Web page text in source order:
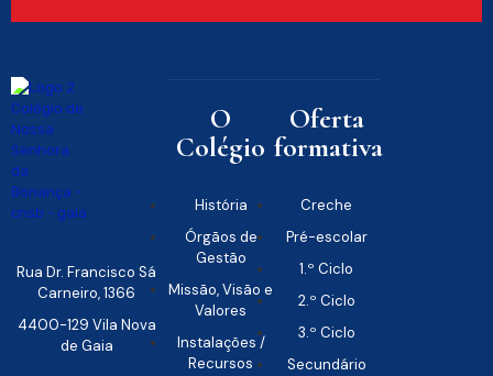
Rua Dr. Francisco Sá
Carneiro, 1366
4400-129 Vila Nova
de Gaia
O
Colégio
História
Órgãos de
Gestão
Missão, Visão e
Valores
Instalações /
Recursos
Oferta
formativa
Creche
Pré-escolar
1.º Ciclo
2.º Ciclo
3.º Ciclo
Secundário